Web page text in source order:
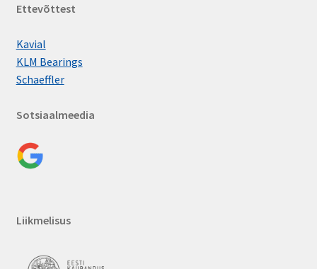
Ettevõttest
Kavial
KLM Bearings
Schaeffler
Sotsiaalmeedia
Liikmelisus